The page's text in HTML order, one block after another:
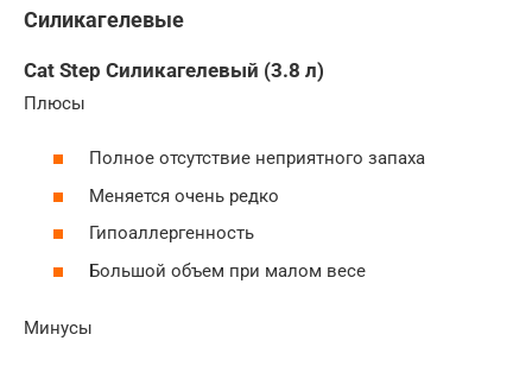
Силикагелевые
Cat Step Cиликагелевый (3.8 л)
Плюсы
Полное отсутствие неприятного запаха
Меняется очень редко
Гипоаллергенность
Большой объем при малом весе
Минусы